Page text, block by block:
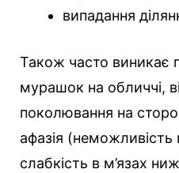
випадання
Також часто виникає
мурашок на обличчі,
поколювання на
афазія (неможливість
слабкість в м’язах